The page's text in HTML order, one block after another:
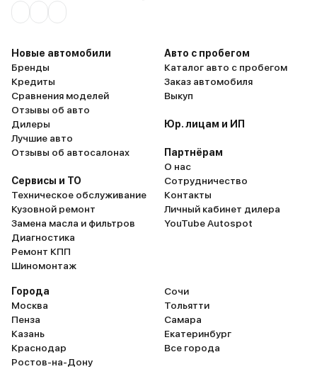
Новые автомобили
Бренды
Кредиты
Сравнения моделей
Отзывы об авто
Дилеры
Лучшие авто
Отзывы об автосалонах
Сервисы и ТО
Техническое обслуживание
Кузовной ремонт
Замена масла и фильтров
Диагностика
Ремонт КПП
Шиномонтаж
Авто с пробегом
Каталог авто с пробегом
Заказ автомобиля
Выкуп
Юр. лицам и ИП
Партнёрам
О нас
Сотрудничество
Контакты
Личный кабинет дилера
YouTube Autospot
Города
Москва
Пенза
Казань
Краснодар
Ростов-на-Дону
Сочи
Тольятти
Самара
Екатеринбург
Все города